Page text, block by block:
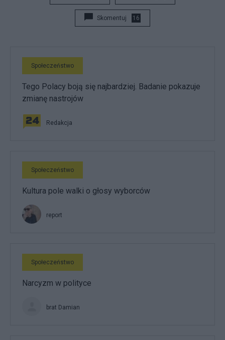
Skomentuj 16
Społeczeństwo
Tego Polacy boją się najbardziej. Badanie pokazuje
zmianę nastrojów
Redakcja
Społeczeństwo
Kultura pole walki o głosy wyborców
report
Społeczeństwo
Narcyzm w polityce
brat Damian